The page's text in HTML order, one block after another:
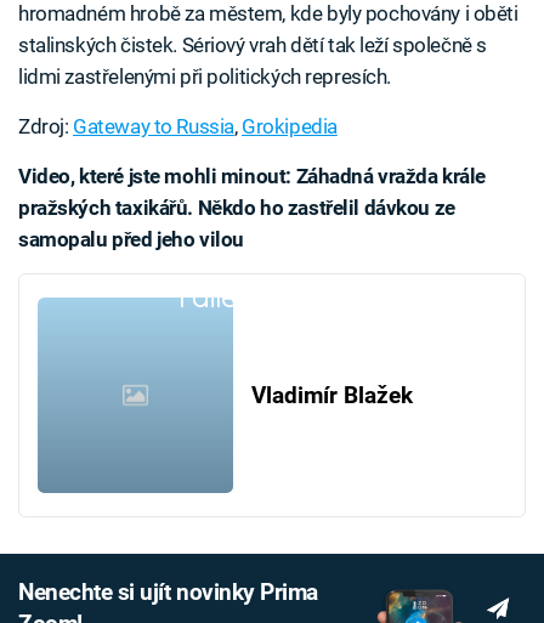
hromadném hrobě za městem, kde byly pochovány i oběti
stalinských čistek. Sériový vrah dětí tak leží společně s
lidmi zastřelenými při politických represích.
Zdroj: Gateway to Russia, Grokipedia
Video, které jste mohli minout: Záhadná vražda krále
pražských taxikářů. Někdo ho zastřelil dávkou ze
samopalu před jeho vilou
Failed to fetch
Vladimír Blažek
Nenechte si ujít novinky Prima